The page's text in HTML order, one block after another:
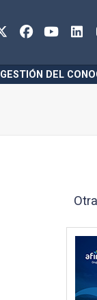
GESTIÓN DEL